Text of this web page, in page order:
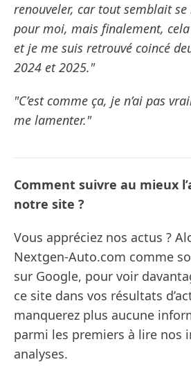
renouveler, car tout semblait
pour moi, mais finalement, cela
et je me suis retrouvé coincé
2024 et 2025."
"C’est comme ça, je n’ai pas
me lamenter."
Comment suivre au mieux
notre site ?
Vous appréciez nos actus ?
Nextgen-Auto.com comme
sur Google, pour voir
ce site dans vos résultats
manquerez plus aucune
parmi les premiers à lire nos
analyses.